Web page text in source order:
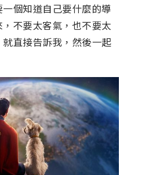
個知道自己要什麼的導
不要太客氣，也不要太
直接告訴我，然後一起